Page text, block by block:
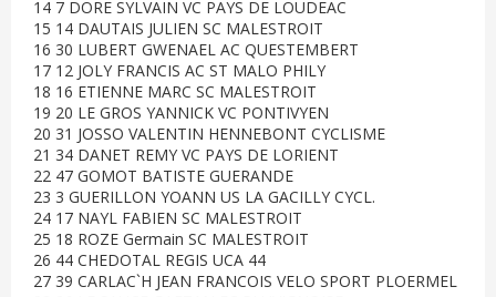
14 7 DORE SYLVAIN VC PAYS DE LOUDEAC
15 14 DAUTAIS JULIEN SC MALESTROIT
16 30 LUBERT GWENAEL AC QUESTEMBERT
17 12 JOLY FRANCIS AC ST MALO PHILY
18 16 ETIENNE MARC SC MALESTROIT
19 20 LE GROS YANNICK VC PONTIVYEN
20 31 JOSSO VALENTIN HENNEBONT CYCLISME
21 34 DANET REMY VC PAYS DE LORIENT
22 47 GOMOT BATISTE GUERANDE
23 3 GUERILLON YOANN US LA GACILLY CYCL.
24 17 NAYL FABIEN SC MALESTROIT
25 18 ROZE Germain SC MALESTROIT
26 44 CHEDOTAL REGIS UCA 44
27 39 CARLAC`H JEAN FRANCOIS VELO SPORT PLOERMEL